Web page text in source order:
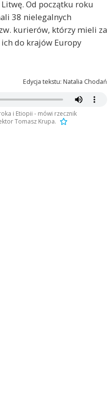
Od początku roku
38 nielegalnych
kurierów, którzy mieli za
do krajów Europy
Edycja tekstu: Natalia Chodań
i Etiopii - mówi rzecznik
Tomasz Krupa.